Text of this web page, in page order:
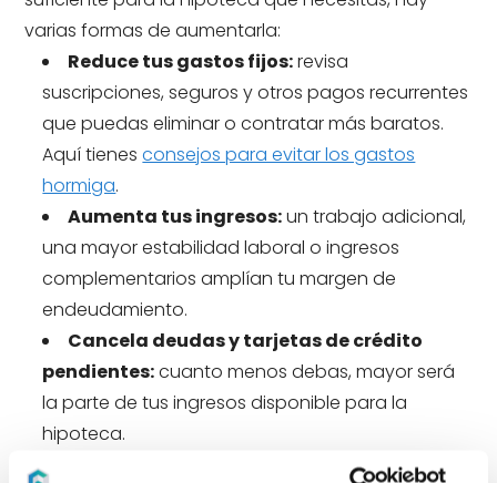
varias formas de aumentarla:
Reduce tus gastos fijos:revisa
suscripciones, seguros y otros pagos recurrentes
que puedas eliminar o contratar más baratos.
Aquí tienesconsejos para evitar los gastos
hormiga.
Aumenta tus ingresos:un trabajo adicional,
una mayor estabilidad laboral o ingresos
complementarios amplían tu margen de
endeudamiento.
Cancela deudas y tarjetas de crédito
pendientes:cuanto menos debas, mayor será
la parte de tus ingresos disponible para la
hipoteca.
una mayor